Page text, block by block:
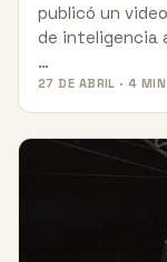
publicó un
de inteligencia
…
27 DE ABRIL · 4